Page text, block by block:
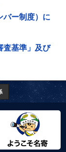
バー制度）に
査基準」及び